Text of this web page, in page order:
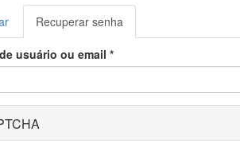
Recuperar senha
ativa)
usuário ou email *